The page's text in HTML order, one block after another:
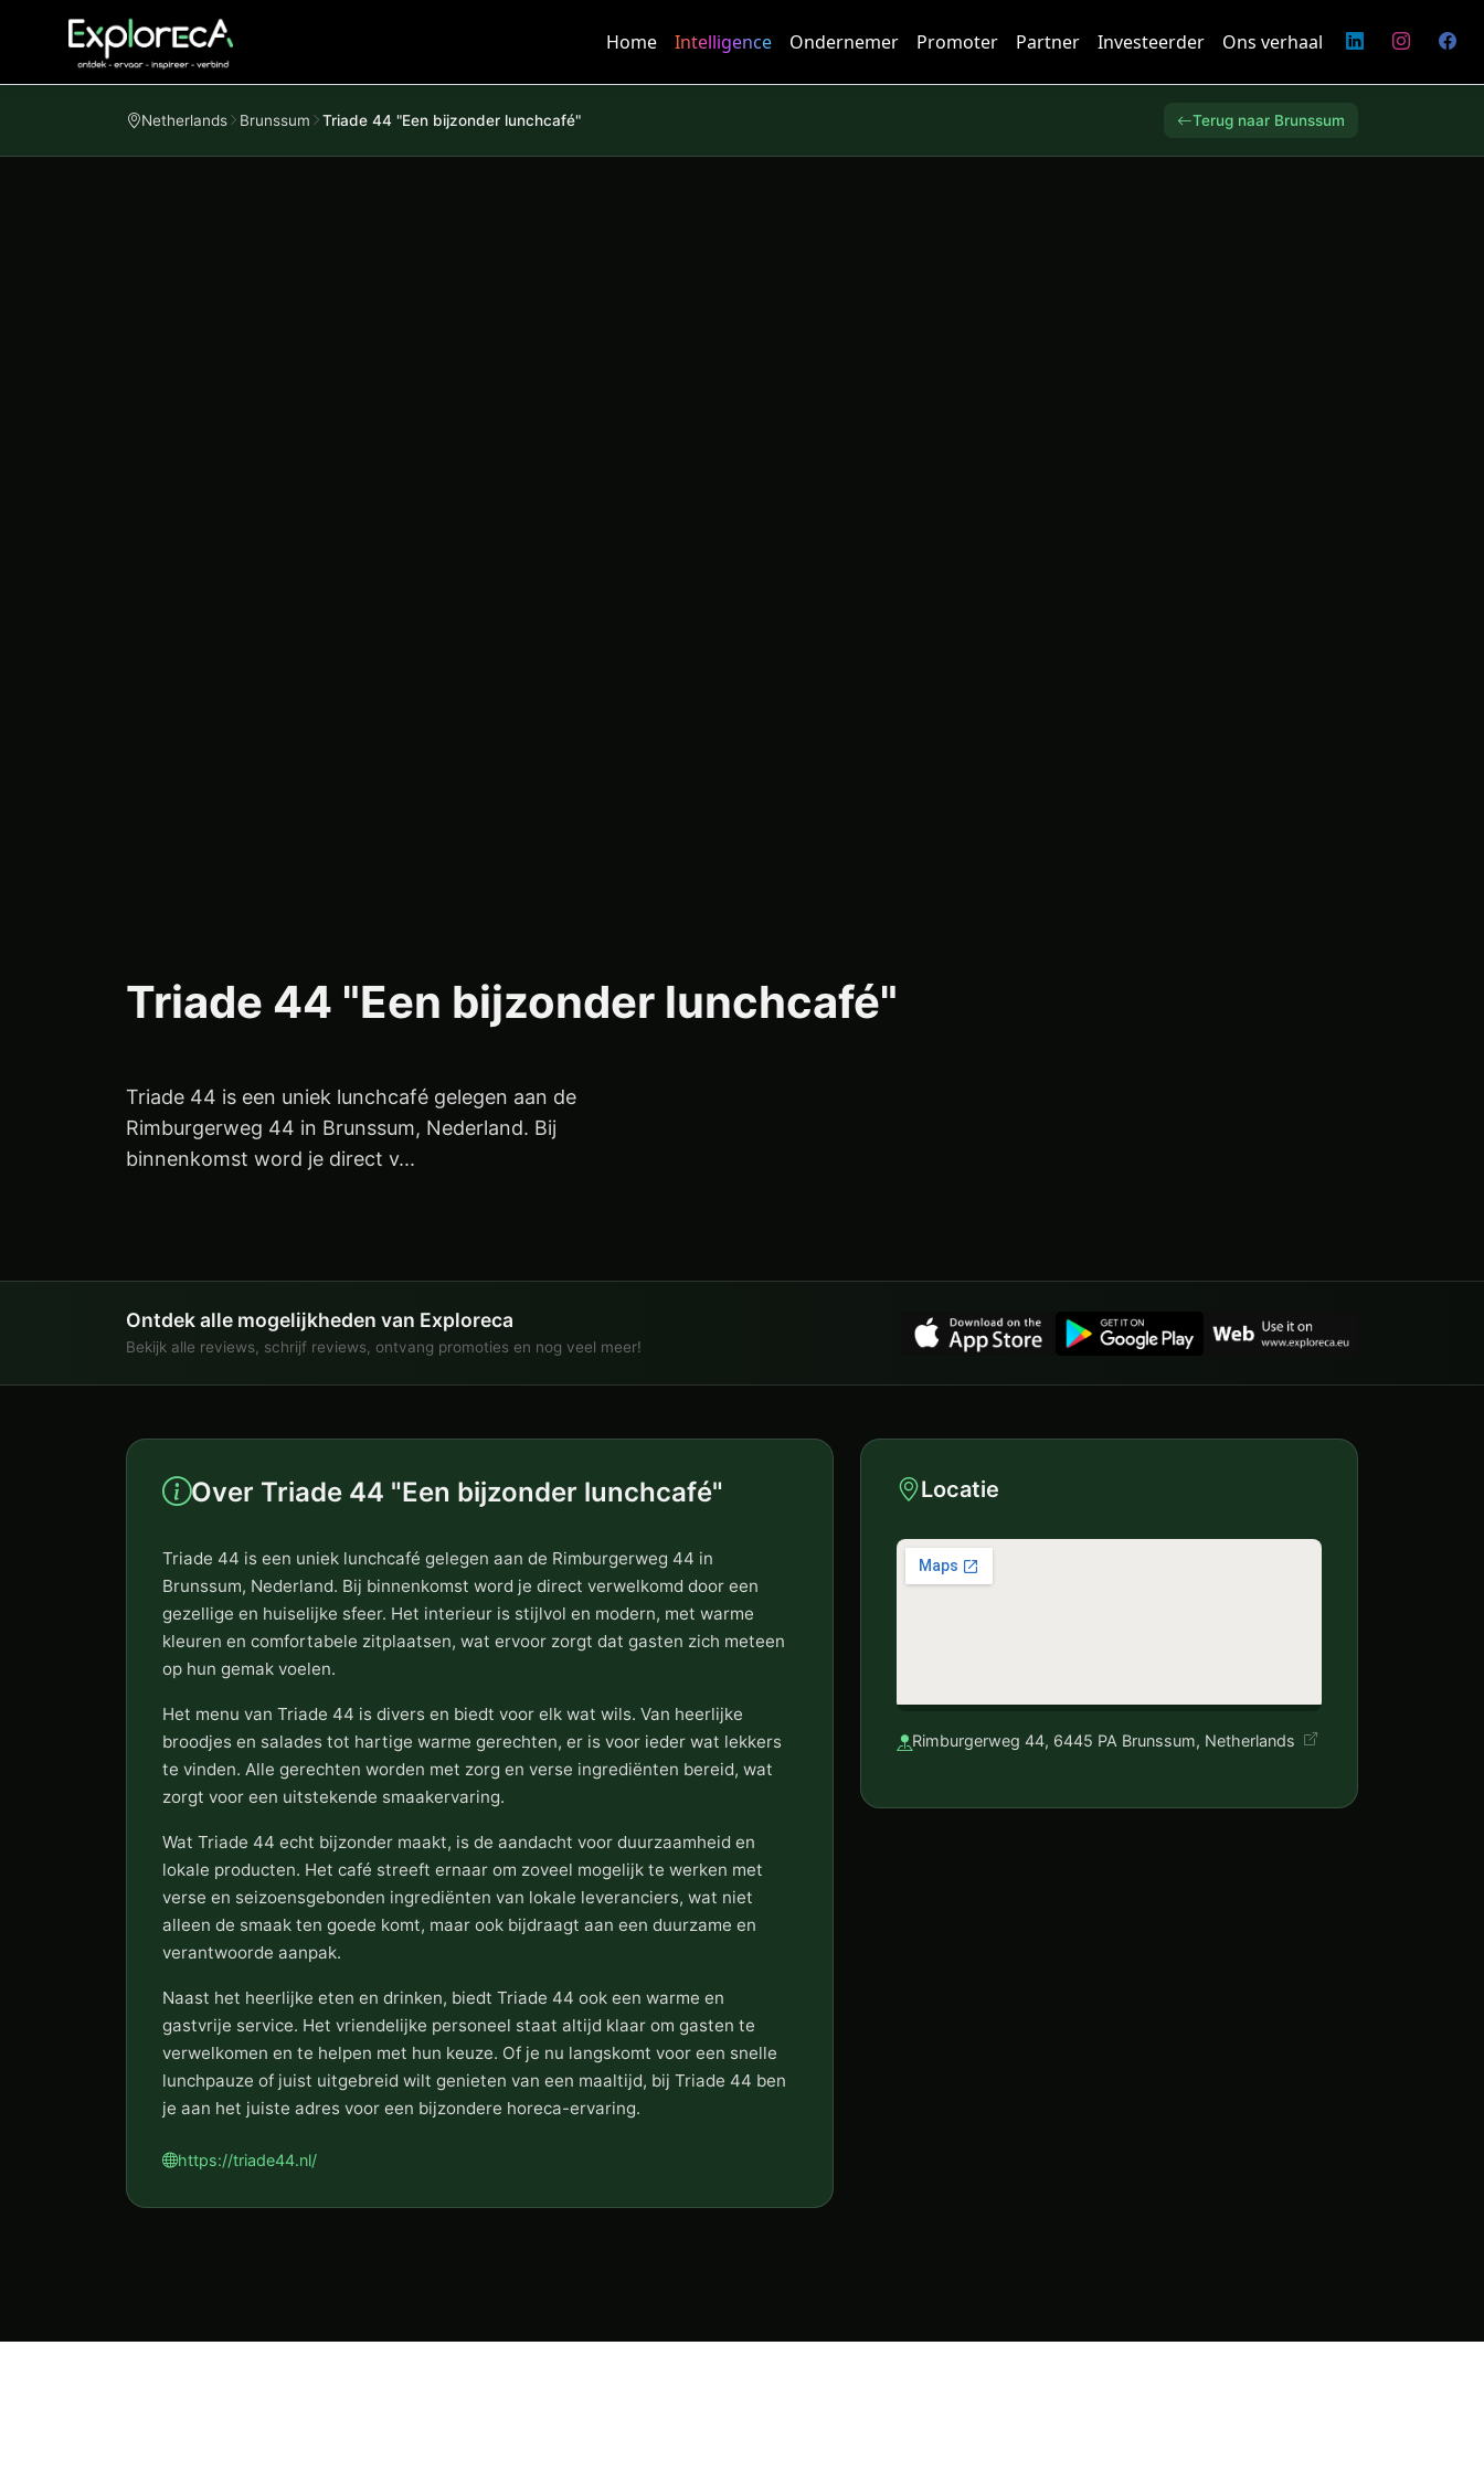
Home Intelligence Ondernemer Promoter Partner Investeerder Ons verhaal
Netherlands Brunssum Triade 44 "Een bijzonder lunchcafé" Terug naar Brunssum
Triade 44 "Een bijzonder lunchcafé"
Triade 44 is een uniek lunchcafé gelegen aan de
Rimburgerweg 44 in Brunssum, Nederland. Bij
binnenkomst word je direct v...
Ontdek alle mogelijkheden van Exploreca
Bekijk alle reviews, schrijf reviews, ontvang promoties en nog veel meer!
Over Triade 44 "Een bijzonder lunchcafé"
Triade 44 is een uniek lunchcafé gelegen aan de Rimburgerweg 44 in
Brunssum, Nederland. Bij binnenkomst word je direct verwelkomd door een
gezellige en huiselijke sfeer. Het interieur is stijlvol en modern, met warme
kleuren en comfortabele zitplaatsen, wat ervoor zorgt dat gasten zich meteen
op hun gemak voelen.
Het menu van Triade 44 is divers en biedt voor elk wat wils. Van heerlijke
broodjes en salades tot hartige warme gerechten, er is voor ieder wat lekkers
te vinden. Alle gerechten worden met zorg en verse ingrediënten bereid, wat
zorgt voor een uitstekende smaakervaring.
Wat Triade 44 echt bijzonder maakt, is de aandacht voor duurzaamheid en
lokale producten. Het café streeft ernaar om zoveel mogelijk te werken met
verse en seizoensgebonden ingrediënten van lokale leveranciers, wat niet
alleen de smaak ten goede komt, maar ook bijdraagt aan een duurzame en
verantwoorde aanpak.
Naast het heerlijke eten en drinken, biedt Triade 44 ook een warme en
gastvrije service. Het vriendelijke personeel staat altijd klaar om gasten te
verwelkomen en te helpen met hun keuze. Of je nu langskomt voor een snelle
lunchpauze of juist uitgebreid wilt genieten van een maaltijd, bij Triade 44 ben
je aan het juiste adres voor een bijzondere horeca-ervaring.
https://triade44.nl/
Locatie
Rimburgerweg 44, 6445 PA Brunssum, Netherlands